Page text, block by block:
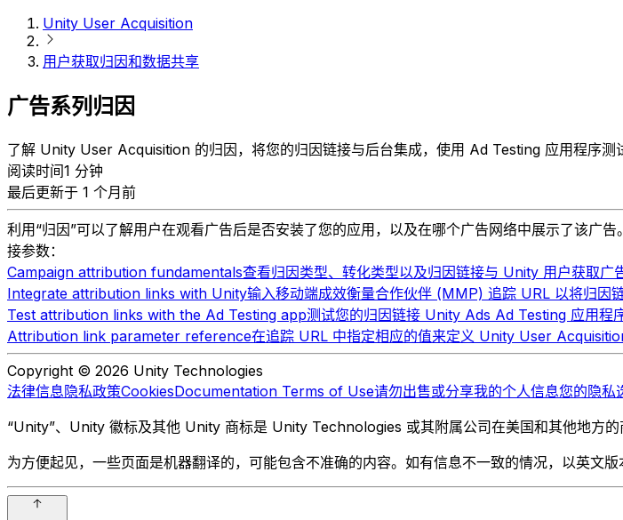
Unity User Acquisition
用户获取归因和数据共享
广告系列归因
了解 Unity User Acquisition 的归因，将您的归因链接与后台集成，使用 Ad Testing 应用程序测
阅读时间1 分钟
最后更新于 1 个月前
利用“归因”可以了解用户在观看广告后是否安装了您的应用，以及在哪个广告网络中展示了该广
接参数：
Campaign attribution fundamentals查看归因类型、转化类型以及归因链接与 Unity 用户获取广
Integrate attribution links with Unity输入移动端成效衡量合作伙伴 (MMP) 追踪 URL 以将归因
Test attribution links with the Ad Testing app测试您的归因链接 Unity Ads Ad Testing 应用程
Attribution link parameter reference在追踪 URL 中指定相应的值来定义 Unity User
Copyright © 2026 Unity Technologies
法律信息隐私政策CookiesDocumentation Terms of Use请勿出售或分享我的个人信息您的隐私
“Unity”、Unity 徽标及其他 Unity 商标是 Unity Technologies 或其附属公司在美国和其他地方的
为方便起见，一些页面是机器翻译的，可能包含不准确的内容。如有信息不一致的情况，以英文版